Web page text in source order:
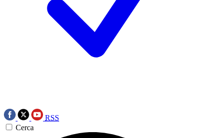
RSS
Cerca